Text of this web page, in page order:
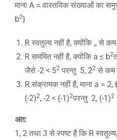
माना A = वास्तविक संख्याओं का
b2}
R स्वतुल्य नहीं है, क्योंकि ,, से कम
R सममित नहीं है, क्योंकि a ≤ b2
जैसे -2 < 52 परन्तु 5, 22 से कम
R संक्रामक नहीं है, माना a =
(-2)2, -2 < (-1)2परन्तु 2, (-1)2
अत:
1, 2 तथा 3 से स्पष्ट है कि R